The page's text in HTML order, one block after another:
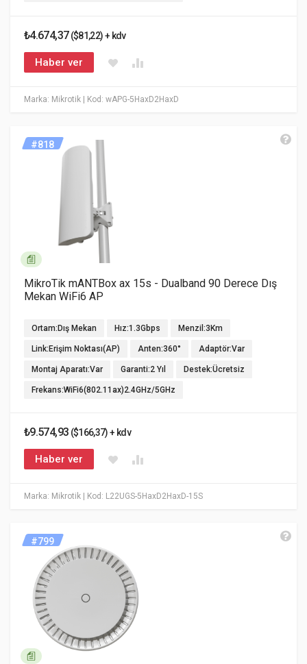
Marka: Mikrotik | Kod: wAPG-5HaxD2HaxD
₺4.674,37($81,22) + kdv
Haber ver
Marka: Mikrotik | Kod: L22UGS-5HaxD2HaxD-15S
#818
MikroTik mANTBox ax 15s - Dualband 90 Derece Dış
Mekan WiFi6 AP
Ortam:Dış Mekan Hız:1.3Gbps Menzil:3Km
Link:Erişim Noktası(AP) Anten:360° Adaptör:Var
Montaj Aparatı:Var Garanti:2 Yıl Destek:Ücretsiz
Frekans:WiFi6(802.11ax)2.4GHz/5GHz
₺9.574,93 ($166,37) + kdv
Haber ver
#799